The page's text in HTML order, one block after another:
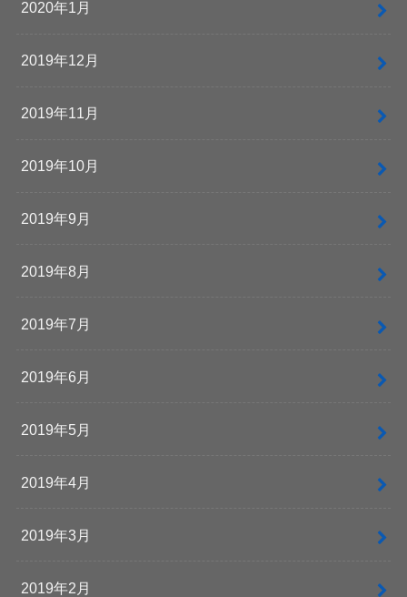
2020年1月
2019年12月
2019年11月
2019年10月
2019年9月
2019年8月
2019年7月
2019年6月
2019年5月
2019年4月
2019年3月
2019年2月